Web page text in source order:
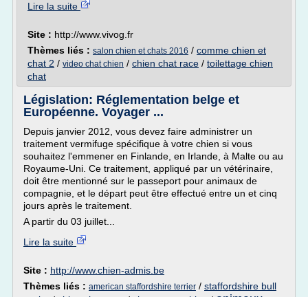
Lire la suite
Site : http://www.vivog.fr
Thèmes liés : salon chien et chats 2016 / comme chien et
chat 2 / video chat chien / chien chat race / toilettage chien
chat
Législation: Réglementation belge et
Européenne. Voyager ...
Depuis janvier 2012, vous devez faire administrer un
traitement vermifuge spécifique à votre chien si vous
souhaitez l'emmener en Finlande, en Irlande, à Malte ou au
Royaume-Uni. Ce traitement, appliqué par un vétérinaire,
doit être mentionné sur le passeport pour animaux de
compagnie, et le départ peut être effectué entre un et cinq
jours après le traitement.
A partir du 03 juillet...
Lire la suite
Site : http://www.chien-admis.be
Thèmes liés : american staffordshire terrier / staffordshire bull